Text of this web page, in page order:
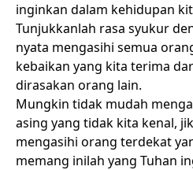
inginkan dalam kehidupan
Tunjukkanlah rasa syukur
nyata mengasihi semua
kebaikan yang kita terima
dirasakan orang lain.
Mungkin tidak mudah
asing yang tidak kita kenal,
mengasihi orang terdekat
memang inilah yang Tuhan